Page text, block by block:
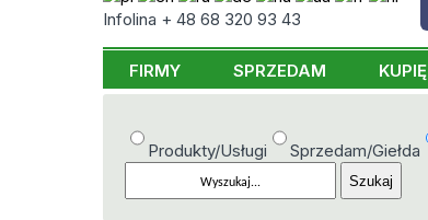
Infolina + 48 68 320 93 43
FIRMY SPRZEDAM KUPIĘ
Produkty/Usługi Sprzedam/Giełda